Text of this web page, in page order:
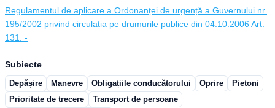
Regulamentul de aplicare a Ordonanței de urgență a Guvernului nr.
195/2002 privind circulația pe drumurile publice din 04.10.2006 Art.
131. -
Subiecte
Depășire Manevre Obligațiile conducătorului Oprire
Pietoni
Prioritate de trecere
Transport de persoane